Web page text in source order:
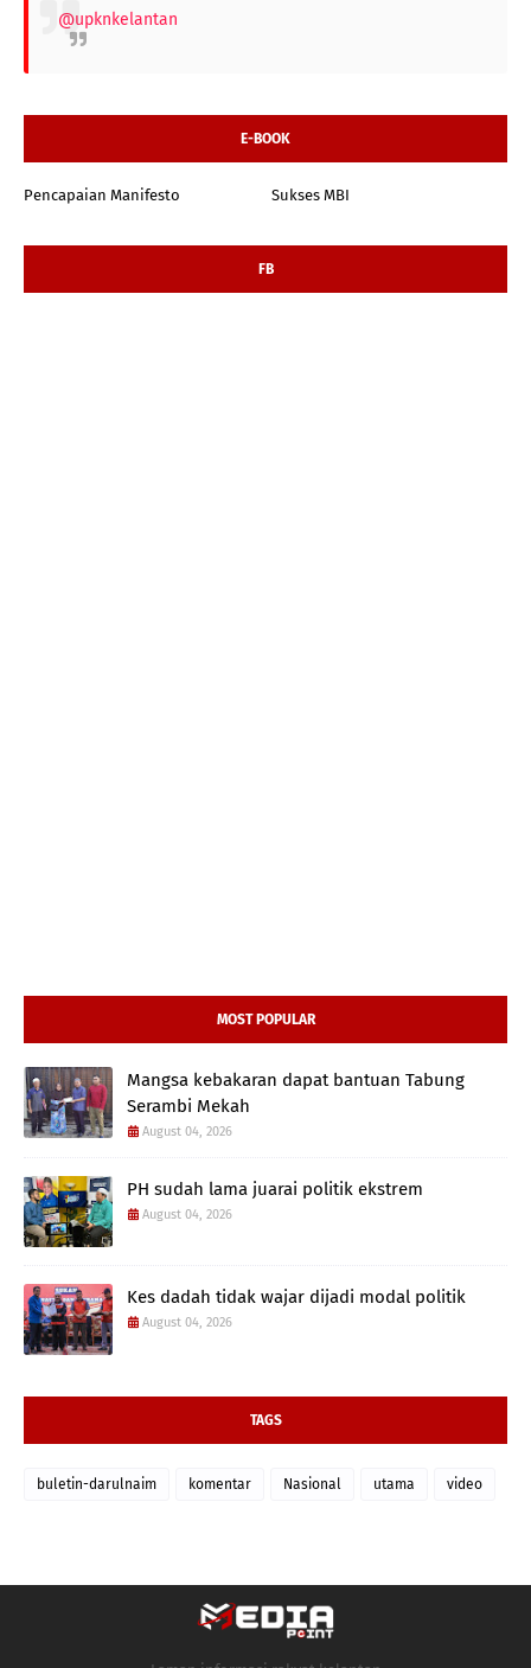
@upknkelantan
E-BOOK
Pencapaian Manifesto Sukses MBI
FB
MOST POPULAR
Mangsa kebakaran dapat bantuan Tabung
Serambi Mekah
August 04, 2026
PH sudah lama juarai politik ekstrem
August 04, 2026
Kes dadah tidak wajar dijadi modal politik
August 04, 2026
TAGS
buletin-darulnaim komentar Nasional utama video